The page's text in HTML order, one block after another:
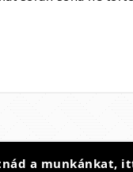
a munkánkat,